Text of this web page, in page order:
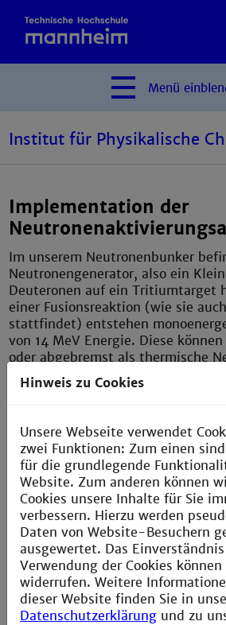
Menü
Institut für Physikalische
Implementation der
Im unserem Neutronenbunker
Neutronengenerator, also ein
Deuteronen auf ein Tritiumtarget
einer Fusionsreaktion (wie sie
stattfindet) entstehen
von 14 MeV Energie. Diese
oder abgebremst als thermische
Kernreaktionen auslösen. Dabei
messende Gammastrahlung
lässt. Eine Rohrpostanlage kann
Bestrahlungsposition in das
Erdgeschoss befördern, wo die
hochauflösenden HPGe-
wird.
Für diese analytische Anwendung
Hilfssysteme, die die Messungen
Hinweis zu Cookies
Unsere Webseite verwendet
zwei Funktionen: Zum einen
für die grundlegende
Website. Zum anderen können
Cookies unsere Inhalte für Sie
verbessern. Hierzu werden
Daten von Website-Besuchern
ausgewertet. Das
Verwendung der Cookies
widerrufen. Weitere
dieser Website finden Sie in
Datenschutzerklärung und zu